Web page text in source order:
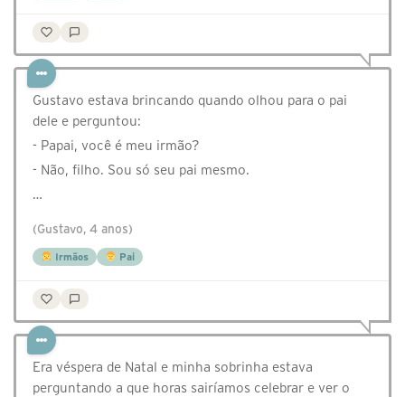
Gustavo estava brincando quando olhou para o pai
dele e perguntou:
- Papai, você é meu irmão?
- Não, filho. Sou só seu pai mesmo.
…
(Gustavo, 4 anos)
Irmãos Pai
Era véspera de Natal e minha sobrinha estava
perguntando a que horas sairíamos celebrar e ver o